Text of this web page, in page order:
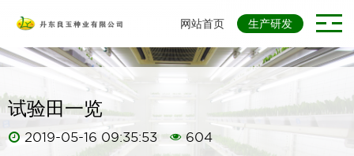
网站首页 生产研发
试验田一览
2019-05-16 09:35:53 604